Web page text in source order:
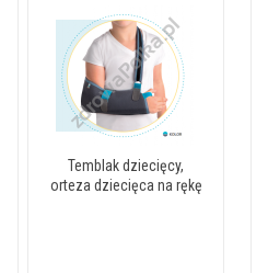
Temblak dziecięcy,
orteza dziecięca na rękę